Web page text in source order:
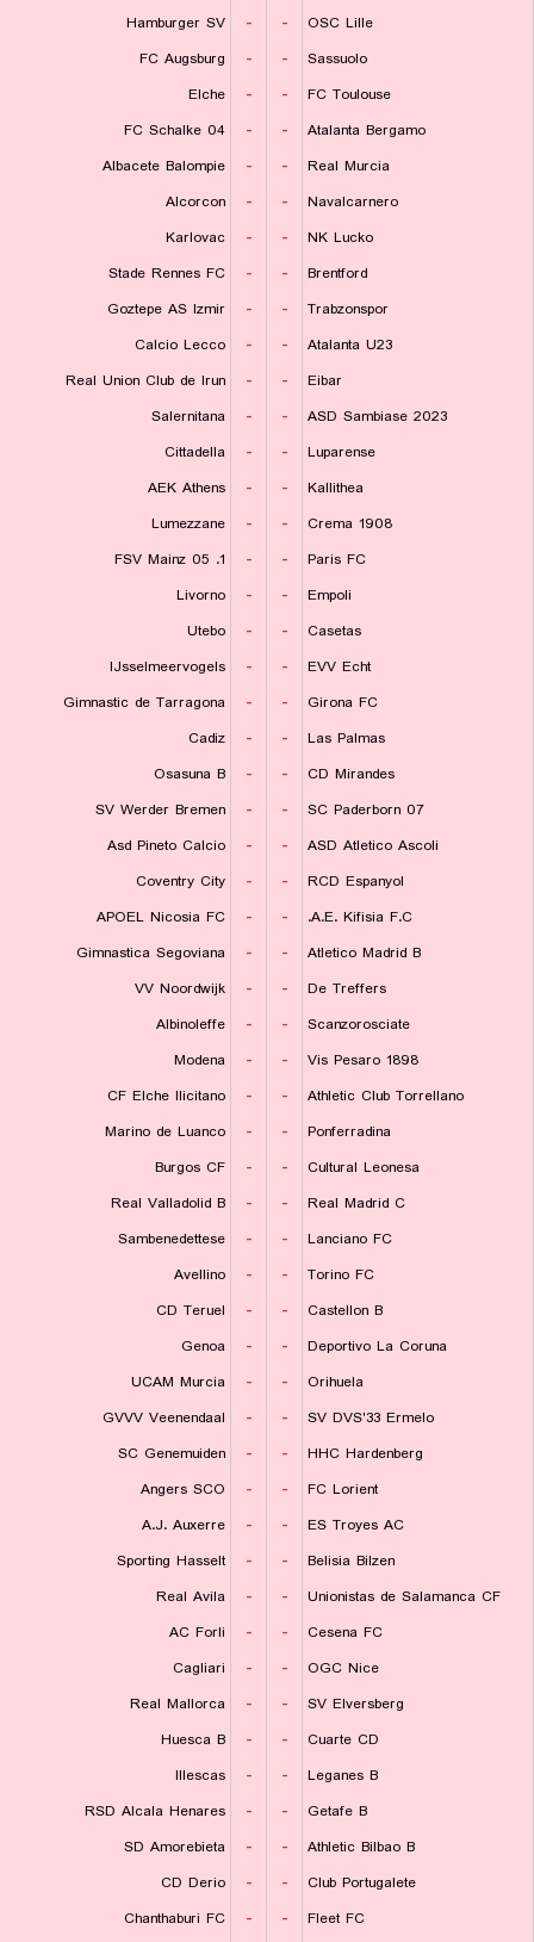
Hamburger SV
- -
OSC Lille
FC Augsburg
- -
Sassuolo
Elche
- -
FC Toulouse
FC Schalke 04
- -
Atalanta Bergamo
Albacete Balompie
- -
Real Murcia
Alcorcon
- -
Navalcarnero
Karlovac
- -
NK Lucko
Stade Rennes FC
- -
Brentford
Goztepe AS Izmir
- -
Trabzonspor
Calcio Lecco
- -
Atalanta U23
Real Union Club de Irun
- -
Eibar
Salernitana
- -
ASD Sambiase 2023
Cittadella
- -
Luparense
AEK Athens
- -
Kallithea
Lumezzane
- -
Crema 1908
1. FSV Mainz 05
- -
Paris FC
Livorno
- -
Empoli
Utebo
- -
Casetas
IJsselmeervogels
- -
EVV Echt
Gimnastic de Tarragona
- -
Girona FC
Cadiz
- -
Las Palmas
Osasuna B
- -
CD Mirandes
SV Werder Bremen
- -
SC Paderborn 07
Asd Pineto Calcio
- -
ASD Atletico Ascoli
Coventry City
- -
RCD Espanyol
APOEL Nicosia FC
- -
A.E. Kifisia F.C.
Gimnastica Segoviana
- -
Atletico Madrid B
VV Noordwijk
- -
De Treffers
Albinoleffe
- -
Scanzorosciate
Modena
- -
Vis Pesaro 1898
CF Elche Ilicitano
- -
Athletic Club Torrellano
Marino de Luanco
- -
Ponferradina
Burgos CF
- -
Cultural Leonesa
Real Valladolid B
- -
Real Madrid C
Sambenedettese
- -
Lanciano FC
Avellino
- -
Torino FC
CD Teruel
- -
Castellon B
Genoa
- -
Deportivo La Coruna
UCAM Murcia
- -
Orihuela
GVVV Veenendaal
- -
SV DVS'33 Ermelo
SC Genemuiden
- -
HHC Hardenberg
Angers SCO
- -
FC Lorient
A.J. Auxerre
- -
ES Troyes AC
Sporting Hasselt
- -
Belisia Bilzen
Real Avila
- -
Unionistas de Salamanca CF
AC Forli
- -
Cesena FC
Cagliari
- -
OGC Nice
Real Mallorca
- -
SV Elversberg
Huesca B
- -
Cuarte CD
Illescas
- -
Leganes B
RSD Alcala Henares
- -
Getafe B
SD Amorebieta
- -
Athletic Bilbao B
CD Derio
- -
Club Portugalete
Chanthaburi FC
- -
Fleet FC